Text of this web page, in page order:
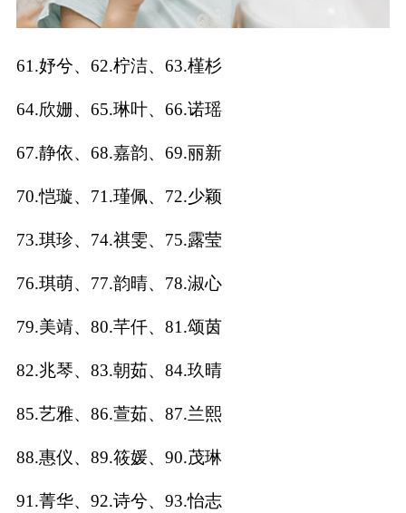
61.妤兮、62.柠洁、63.槿杉
64.欣姗、65.琳叶、66.诺瑶
67.静依、68.嘉韵、69.丽新
70.恺璇、71.瑾佩、72.少颖
73.琪珍、74.祺雯、75.露莹
76.琪萌、77.韵晴、78.淑心
79.美靖、80.芊仟、81.颂茵
82.兆琴、83.朝茹、84.玖晴
85.艺雅、86.萱茹、87.兰熙
88.惠仪、89.筱媛、90.茂琳
91.菁华、92.诗兮、93.怡志